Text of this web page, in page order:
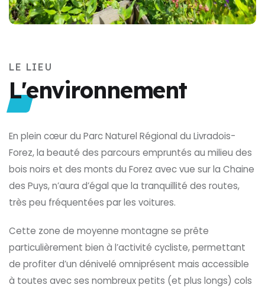
LE LIEU
L'environnement
En plein cœur du Parc Naturel Régional du Livradois-
Forez, la beauté des parcours empruntés au milieu des
bois noirs et des monts du Forez avec vue sur la Chaine
des Puys, n’aura d’égal que la tranquillité des routes,
très peu fréquentées par les voitures.
Cette zone de moyenne montagne se prête
particulièrement bien à l’activité cycliste, permettant
de profiter d’un dénivelé omniprésent mais accessible
à toutes avec ses nombreux petits (et plus longs) cols